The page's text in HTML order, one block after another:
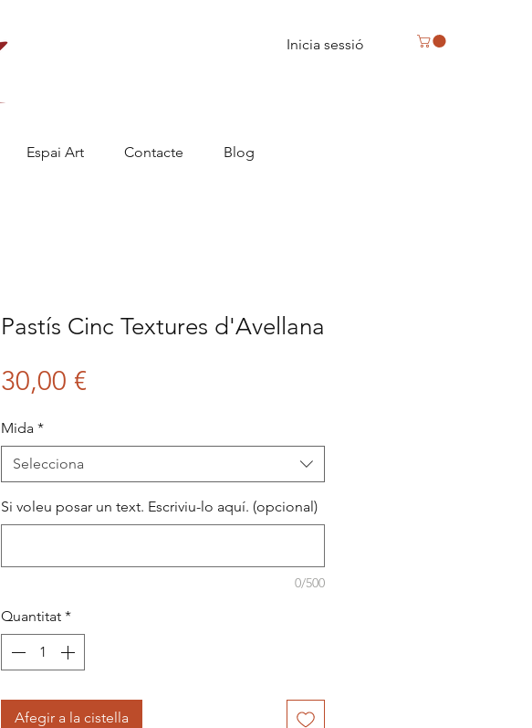
Inicia sessió
Espai Art Contacte Blog
Pastís Cinc Textures d'Avellana
30,00 €
Mida *
Selecciona
Si voleu posar un text. Escriviu-lo aquí. (opcional)
0/500
Quantitat *
Afegir a la cistella